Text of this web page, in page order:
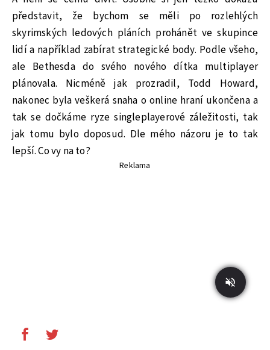
představit, že bychom se měli po rozlehlých
skyrimských ledových pláních prohánět ve skupince
lidí a například zabírat strategické body. Podle všeho,
ale Bethesda do svého nového dítka multiplayer
plánovala. Nicméně jak prozradil, Todd Howard,
nakonec byla veškerá snaha o online hraní ukončena a
tak se dočkáme ryze singleplayerové záležitosti, tak
jak tomu bylo doposud. Dle mého názoru je to tak
lepší. Co vy na to?
Reklama